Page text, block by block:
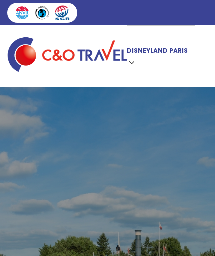
DISNEYLAND PARIS